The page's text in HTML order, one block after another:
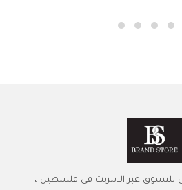
للتسوق عبر الانترنت في فلسطين ،